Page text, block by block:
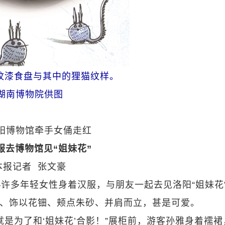
漆食盘与其中的狸猫纹样。
南博物院供图
博物馆牵手女俑走红
去博物馆见“姐妹花”
报记者 张文豪
年轻女性身着汉服，与朋友一起去见洛阳“姐妹花
饰以花钿、颊点朱砂、并肩而立，甚是可爱。
为了和‘姐妹花’合影！”展柜前，游客孙雅身着襦裙